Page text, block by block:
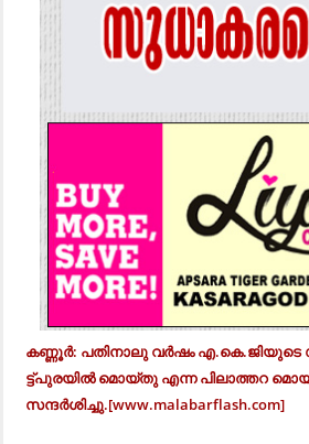
ക​​ണ്ണൂ​​ർ: പ​​തി​​നാ​​ലു വ​​ർ​​ഷം എ.​​കെ.​​ജി​​യു​​ടെ
ട്ട്പു​​ര​​യി​​ൽ മൊ​​യ്തു എ​​ന്ന പി​​ലാ​​ത്ത​​റ
സ​​ന്ദ​​ർ​​ശി​​ച്ചു.[www.malabarflash.com]